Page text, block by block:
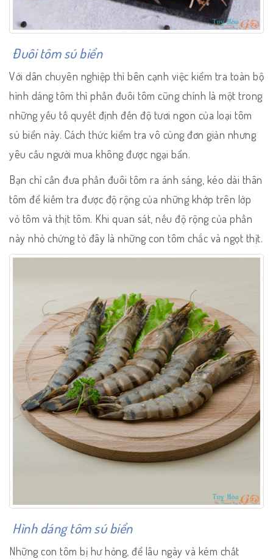
Đuôi tôm sú biển
Với dân chuyên nghiệp thì bên cạnh việc kiểm tra toàn bộ
hình dáng tôm thì phần đuôi tôm cũng chính là một trong
những yếu tố quyết định đến độ tươi ngon của loại tôm
sú biển này. Cách thức kiểm tra vô cùng đơn giản nhưng
yêu cầu người mua không được ngại bẩn.
Bạn chỉ cần đưa phần đuôi tôm ra ánh sáng, kéo dài thân
tôm để kiếm tra được độ rộng của những khớp trên lớp
vỏ tôm và thịt tôm. Khi quan sát, nếu độ rộng của phần
này nhỏ chứng tỏ đây là những con tôm chắc và ngọt thịt.
Hình dáng tôm sú biển
Những con tôm bị hư hỏng, để lâu ngày và kém chất